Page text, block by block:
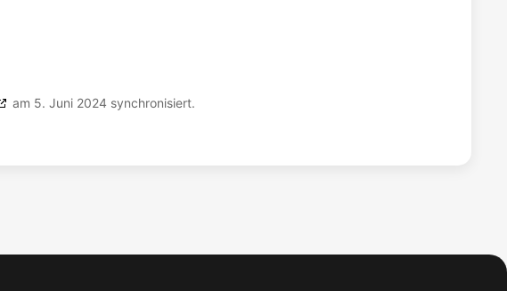
am 5. Juni 2024 synchronisiert.